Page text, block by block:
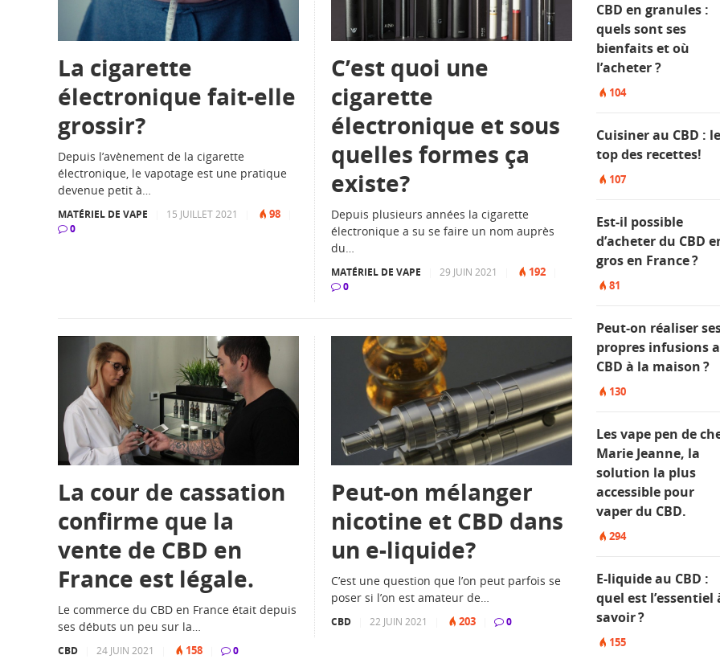
La cigarette
électronique fait-elle
grossir?
Depuis l’avènement de la cigarette
électronique, le vapotage est une pratique
devenue petit à…
MATÉRIEL DE VAPE 15 JUILLET 2021 98
0
C’est quoi une
cigarette
électronique et sous
quelles formes ça
existe?
Depuis plusieurs années la cigarette
électronique a su se faire un nom auprès
du…
MATÉRIEL DE VAPE 29 JUIN 2021 192
0
La cour de cassation
confirme que la
vente de CBD en
France est légale.
Le commerce du CBD en France était depuis
ses débuts un peu sur la…
CBD 24 JUIN 2021 158 0
Peut-on mélanger
nicotine et CBD dans
un e-liquide?
C’est une question que l’on peut parfois se
poser si l’on est amateur de…
CBD 22 JUIN 2021 203 0
CBD en granules :
quels sont ses
bienfaits et où
l’acheter ?
104
Cuisiner au CBD : le
top des recettes!
107
Est-il possible
d’acheter du CBD
gros en France ?
81
Peut-on réaliser
propres infusions
CBD à la maison ?
130
Les vape pen de
Marie Jeanne, la
solution la plus
accessible pour
vaper du CBD.
294
E-liquide au CBD :
quel est l’essentiel
savoir ?
155